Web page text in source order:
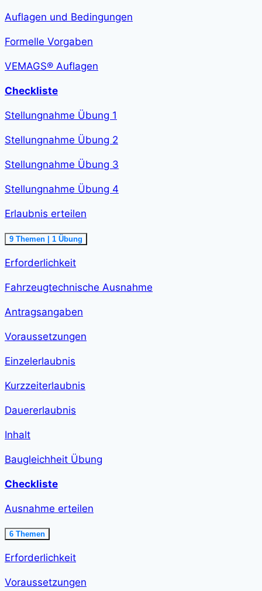
step-
h
36
</span>
Auflagen und Bedingungen
Formelle Vorgaben
VEMAGS® Auflagen
Checkliste
Stellungnahme Übung 1
Stellungnahme Übung 2
Stellungnahme Übung 3
Stellungnahme Übung 4
Erlaubnis erteilen
Ausklappen
Erlaubnis
erteilen<span
step-
h
13
</span>
9 Themen 1 Übung
Erforderlichkeit
Fahrzeugtechnische Ausnahme
Antragsangaben
Voraussetzungen
Einzelerlaubnis
Kurzzeiterlaubnis
Dauererlaubnis
Inhalt
Baugleichheit Übung
Checkliste
Ausnahme erteilen
Ausklappen
Ausnahme
erteilen<span
step-
min
</span>
6 Themen
Erforderlichkeit
Voraussetzungen